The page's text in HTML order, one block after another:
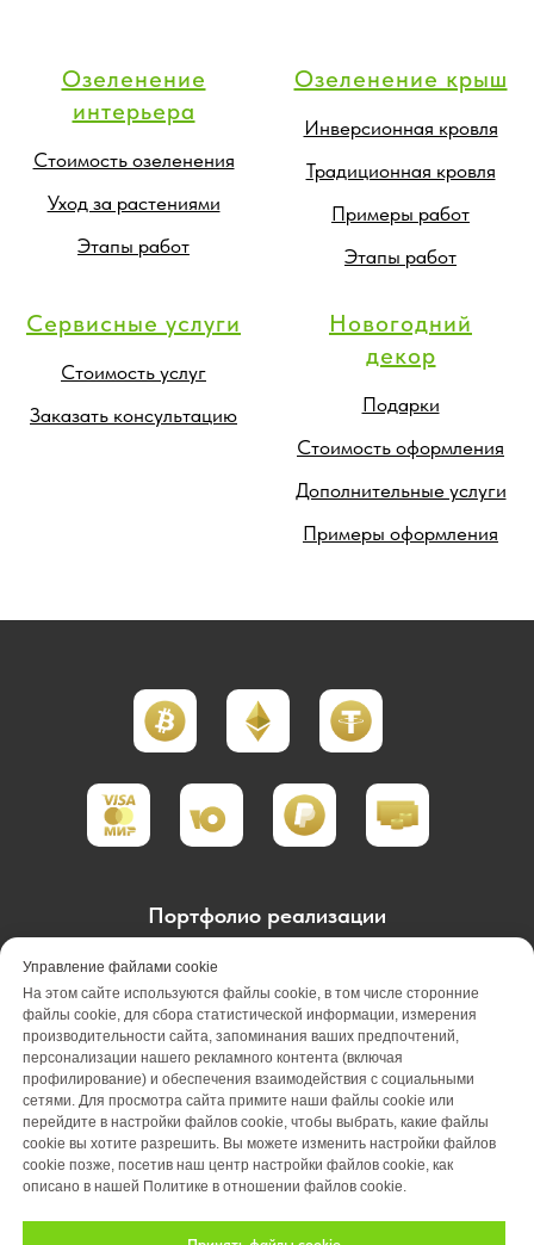
Озеленение
интерьера
Стоимость озеленения
Уход за растениями
Этапы работ
Озеленение крыш
Инверсионная кровля
Традиционная кровля
Примеры работ
Этапы работ
Сервисные услуги
Стоимость услуг
Заказать консультацию
Новогодний
декор
Подарки
Стоимость оформления
Дополнительные услуги
Примеры оформления
Портфолио реализации
Портфолио проектирования
Портфолио обслуживания
Акции
Вакансии
О компании
Отзывы
Блог
Оплата Контакты
Управление файлами cookie
На этом сайте используются файлы cookie, в том числе сторонние
файлы cookie, для сбора статистической информации, измерения
производительности сайта, запоминания ваших предпочтений,
персонализации нашего рекламного контента (включая
профилирование) и обеспечения взаимодействия с социальными
сетями. Для просмотра сайта примите наши файлы cookie или
перейдите в настройки файлов cookie, чтобы выбрать, какие файлы
cookie вы хотите разрешить. Вы можете изменить настройки файлов
cookie позже, посетив наш центр настройки файлов cookie, как
описано в нашей Политике в отношении файлов cookie.